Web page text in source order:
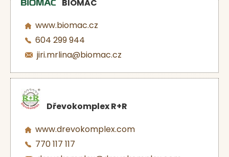
BIOMAC
www.biomac.cz
604 299 944
jiri.mrlina@biomac.cz
Dřevokomplex R+R
www.drevokomplex.com
770 117 117